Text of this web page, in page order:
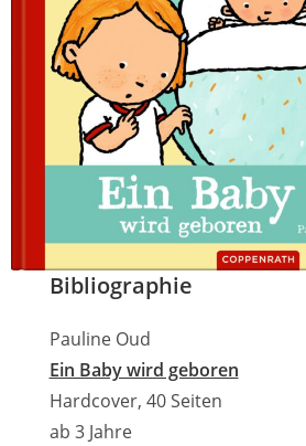
Bibliographie
Pauline Oud
Ein Baby wird geboren
Hardcover, 40 Seiten
ab 3 Jahre